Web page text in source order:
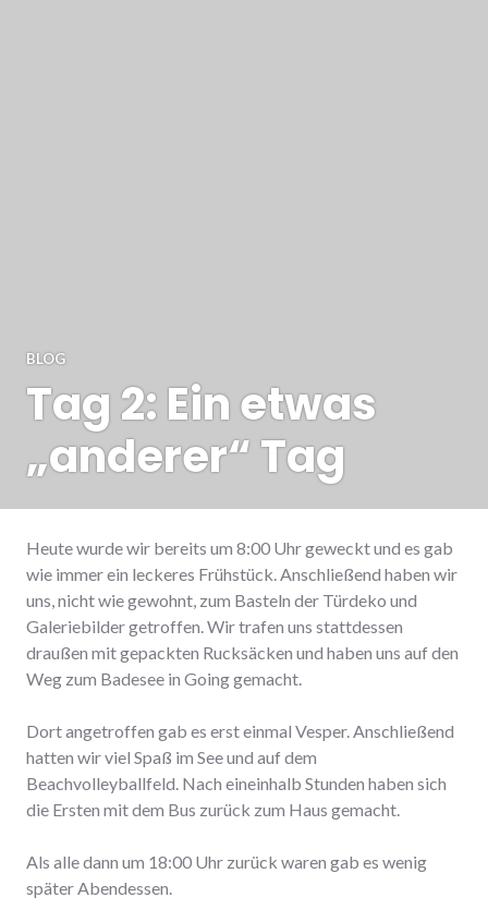
BLOG
Tag 2: Ein etwas
„anderer“ Tag
Heute wurde wir bereits um 8:00 Uhr geweckt und es gab
wie immer ein leckeres Frühstück. Anschließend haben wir
uns, nicht wie gewohnt, zum Basteln der Türdeko und
Galeriebilder getroffen. Wir trafen uns stattdessen
draußen mit gepackten Rucksäcken und haben uns auf den
Weg zum Badesee in Going gemacht.
Dort angetroffen gab es erst einmal Vesper. Anschließend
hatten wir viel Spaß im See und auf dem
Beachvolleyballfeld. Nach eineinhalb Stunden haben sich
die Ersten mit dem Bus zurück zum Haus gemacht.
Als alle dann um 18:00 Uhr zurück waren gab es wenig
später Abendessen.